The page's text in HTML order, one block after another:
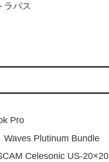
ラバス
Pro
Waves Plutinum Bundle
Celesonic US-20×20